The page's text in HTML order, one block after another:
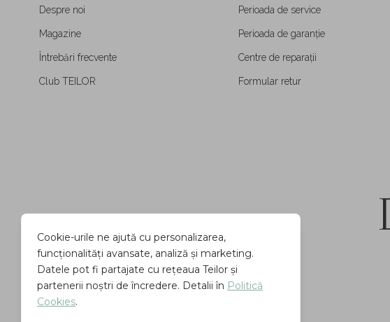
Despre noi
Magazine
Întrebări frecvente
Club TEILOR
Perioada de service
Perioada de garanție
Centre de reparații
Formular retur